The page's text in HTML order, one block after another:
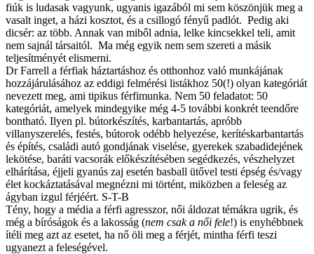
fiúk is ludasak vagyunk, ugyanis igazából mi sem köszönjük meg a
vasalt inget, a házi kosztot, és a csillogó fényű padlót. Pedig aki
dicsér: az több. Annak van miből adnia, lelke kincsekkel teli, amit
nem sajnál társaitól. Ma még egyik nem sem szereti a másik
teljesítményét elismerni.
Dr Farrell a férfiak háztartáshoz és otthonhoz való munkájának
hozzájárulásához az eddigi felmérési listákhoz 50(!) olyan kategóriát
nevezett meg, ami tipikus férfimunka. Nem 50 feladatot: 50
kategóriát, amelyek mindegyike még 4-5 további konkrét teendőre
bontható. Ilyen pl. bútorkészítés, karbantartás, apróbb
villanyszerelés, festés, bútorok odébb helyezése, kerítéskarbantartás
és építés, családi autó gondjának viselése, gyerekek szabadidejének
lekötése, baráti vacsorák előkészítésében segédkezés, vészhelyzet
elhárítása, éjjeli gyanús zaj esetén basball ütővel testi épség és/vagy
élet kockáztatásával megnézni mi történt, miközben a feleség az
ágyban izgul férjéért. S-T-B
Tény, hogy a média a férfi agresszor, női áldozat témákra ugrik, és
még a bíróságok és a lakosság (nem csak a női fele!) is enyhébbnek
ítéli meg azt az esetet, ha nő öli meg a férjét, mintha férfi teszi
ugyanezt a feleségével.